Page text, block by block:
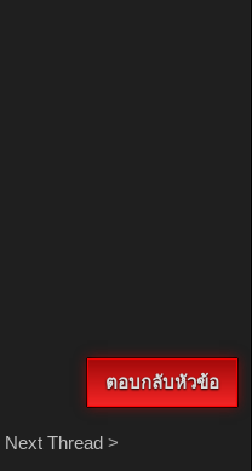
ตอบกลับหัวข้อ
Next Thread>